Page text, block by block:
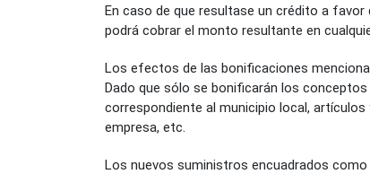
En caso de que resultase un crédito a
podrá cobrar el monto resultante en
Los efectos de las bonificaciones
Dado que sólo se bonificarán los
correspondiente al municipio local,
empresa, etc.
Los nuevos suministros encuadrados